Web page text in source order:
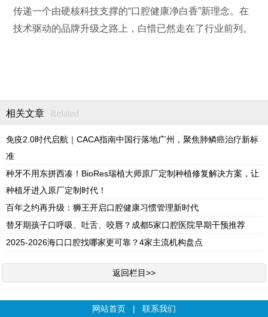
传递一个由硬核科技支撑的“口腔健康净白香”新理念。在
技术驱动的品牌升级之路上，白惜已然走在了行业前列。
相关文章 Related
免疫2.0时代启航｜CACA指南中国行落地广州，聚焦肺鳞癌治疗新标
准
种牙不用东拼西凑！BioRes瑞植大师原厂定制种植修复解决方案，让
种植牙进入原厂定制时代！
百年之约再升级：狮王开启口腔健康习惯管理新时代
替牙期孩子口呼吸、吐舌、咬唇？成都5家口腔医院早期干预推荐
2025-2026海口口腔找哪家更可靠？4家主流机构盘点
返回栏目>>
网站首页 | 联系我们